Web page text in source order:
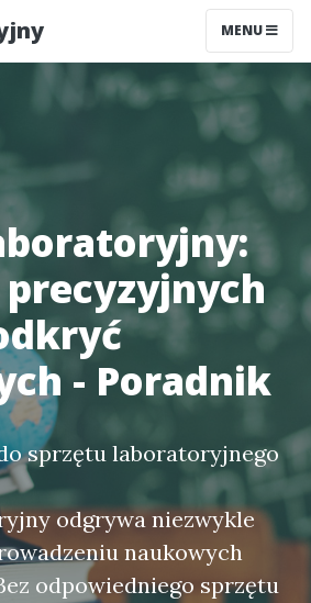
MENU
precyzyjnych
- Poradnik
sprzętu laboratoryjnego
odgrywa niezwykle
naukowych
odpowiedniego sprzętu